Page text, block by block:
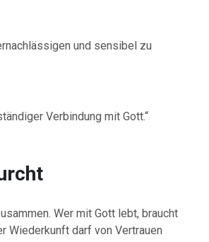
und sensibel zu
Verbindung mit Gott.“
Wer mit Gott lebt, braucht
Wiederkunft darf von Vertrauen